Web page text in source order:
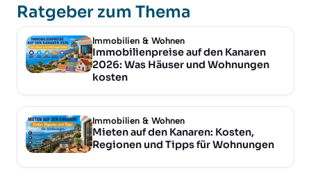
Ratgeber zum Thema
Immobilien & Wohnen
Immobilienpreise auf den Kanaren
2026: Was Häuser und Wohnungen
kosten
Immobilien & Wohnen
Mieten auf den Kanaren: Kosten,
Regionen und Tipps für Wohnungen